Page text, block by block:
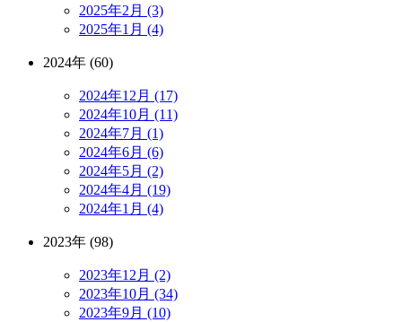
2025年2月 (3)
2025年1月 (4)
2024年 (60)
2024年12月 (17)
2024年10月 (11)
2024年7月 (1)
2024年6月 (6)
2024年5月 (2)
2024年4月 (19)
2024年1月 (4)
2023年 (98)
2023年12月 (2)
2023年10月 (34)
2023年9月 (10)